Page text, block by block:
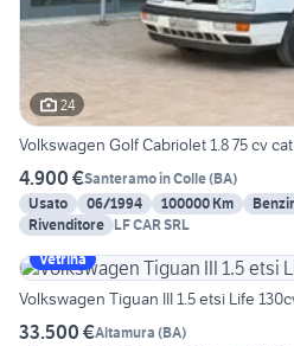
24
Volkswagen Golf Cabriolet 1.8 75 cv
4.900 €Santeramo in Colle(BA)
Usato
06/1994 100000 Km
Rivenditore LF CAR SRL
Vetrina
Volkswagen Tiguan III 1.5 etsi Life
33.500 €Altamura (BA)